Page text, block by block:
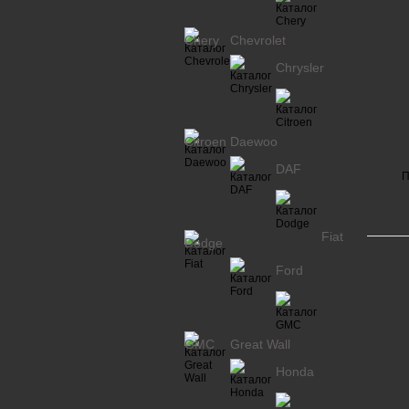
Chery
Chevrolet
Chrysler
Citroen Daewoo
DAF
Dodge Fiat
Ford
GMC
Great Wall
Honda